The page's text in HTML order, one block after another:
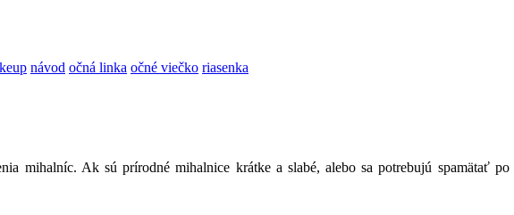
návod očná linka očné viečko riasenka
mihalníc. Ak sú prírodné mihalnice krátke a slabé, alebo sa potrebujú spamätať